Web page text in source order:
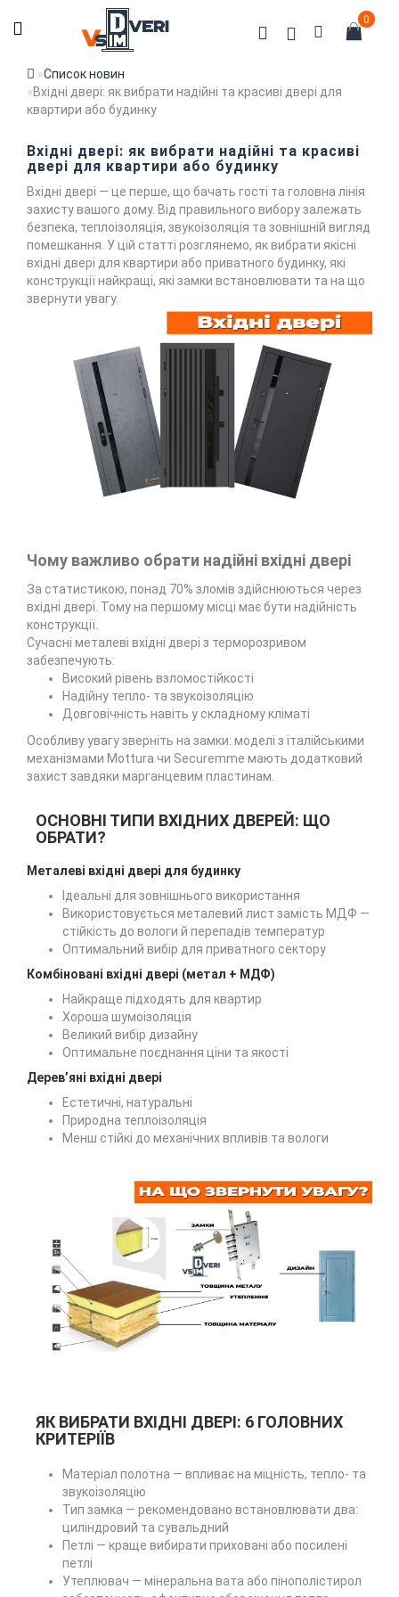
0
Список новин
Вхідні двері: як вибрати надійні та красиві двері для
квартири або будинку
Вхідні двері: як вибрати надійні та красиві
двері для квартири або будинку
Вхідні двері — це перше, що бачать гості та головна лінія
захисту вашого дому. Від правильного вибору залежать
безпека, теплоізоляція, звукоізоляція та зовнішній вигляд
помешкання. У цій статті розглянемо, як вибрати якісні
вхідні двері для квартири або приватного будинку, які
конструкції найкращі, які замки встановлювати та на що
звернути увагу.
Чому важливо обрати надійні вхідні двері
За статистикою, понад 70% зломів здійснюються через
вхідні двері. Тому на першому місці має бути надійність
конструкції.
Сучасні металеві вхідні двері з терморозривом
забезпечують:
Високий рівень взломостійкості
Надійну тепло- та звукоізоляцію
Довговічність навіть у складному кліматі
Особливу увагу зверніть на замки: моделі з італійськими
механізмами Mottura чи Securemme мають додатковий
захист завдяки марганцевим пластинам.
ОСНОВНІ ТИПИ ВХІДНИХ ДВЕРЕЙ: ЩО
ОБРАТИ?
Металеві вхідні двері для будинку
Ідеальні для зовнішнього використання
Використовується металевий лист замість МДФ —
стійкість до вологи й перепадів температур
Оптимальний вибір для приватного сектору
Комбіновані вхідні двері (метал + МДФ)
Найкраще підходять для квартир
Хороша шумоізоляція
Великий вибір дизайну
Оптимальне поєднання ціни та якості
Дерев’яні вхідні двері
Естетичні, натуральні
Природна теплоізоляція
Менш стійкі до механічних впливів та вологи
ЯК ВИБРАТИ ВХІДНІ ДВЕРІ: 6 ГОЛОВНИХ
КРИТЕРІЇВ
Матеріал полотна — впливає на міцність, тепло- та
звукоізоляцію
Тип замка — рекомендовано встановлювати два:
циліндровий та сувальдний
Петлі — краще вибирати приховані або посилені
петлі
Утеплювач — мінеральна вата або пінополістирол